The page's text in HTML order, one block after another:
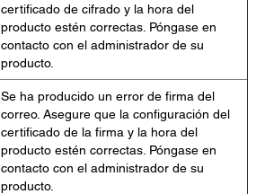
certificado de cifrado y la hora del
producto estén correctas. Póngase en
contacto con el administrador de su
producto.
Se ha producido un error de firma del
correo. Asegure que la configuración del
certificado de la firma y la hora del
producto estén correctas. Póngase en
contacto con el administrador de su
producto.